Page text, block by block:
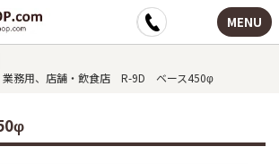
MENU
業務用、店舗・飲食店 R-9D ベース450φ